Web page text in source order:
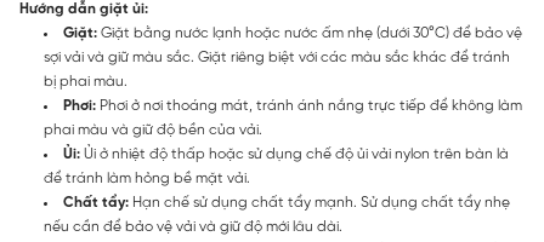
Hướng dẫn giặt ủi:
Giặt: Giặt bằng nước lạnh hoặc nước ấm nhẹ (dưới 30°C) để bảo vệ
sợi vải và giữ màu sắc. Giặt riêng biệt với các màu sắc khác để tránh
bị phai màu.
Phơi: Phơi ở nơi thoáng mát, tránh ánh nắng trực tiếp để không làm
phai màu và giữ độ bền của vải.
Ủi: Ủi ở nhiệt độ thấp hoặc sử dụng chế độ ủi vải nylon trên bàn là
để tránh làm hỏng bề mặt vải.
Chất tẩy: Hạn chế sử dụng chất tẩy mạnh. Sử dụng chất tẩy nhẹ
nếu cần để bảo vệ vải và giữ độ mới lâu dài.